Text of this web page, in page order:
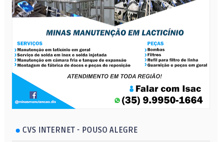
CVS INTERNET - POUSO ALEGRE